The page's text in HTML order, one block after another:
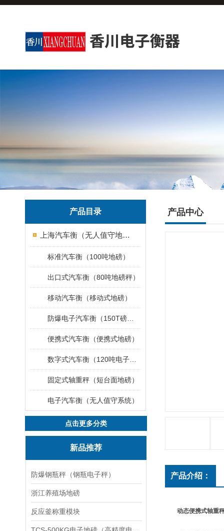
产品目录
上海汽车衡（无人值守地磅）
标准汽车衡（100吨地磅）
出口式汽车衡（80吨地磅秤）
移动汽车衡（移动式地磅）
便携式汽车衡（便携式地磅）
固定式轴重秤（短台面地磅）
电子汽车衡（无人值守系统）
点击更多分类
新品推荐
防爆钢瓶秤（钢瓶电子秤）
浙江养殖场地磅
反应釜称重模块
产品中心
产品介绍：
动态便携式轴重